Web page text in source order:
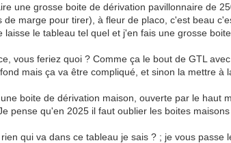
une grosse boite de dérivation pavillonnaire de
de marge pour tirer), à fleur de placo, c'est beau
laisse le tableau tel quel et j'en fais une grosse
vous feriez quoi ? Comme ça le bout de GTL
mais ça va être compliqué, et sinon la mettre
boite de dérivation maison, ouverte par le haut
pense qu'en 2025 il faut oublier les boites
qui va dans ce tableau je sais ? ; je vous